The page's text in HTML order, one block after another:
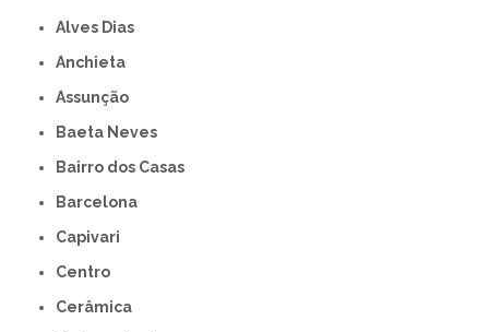
Alves Dias
Anchieta
Assunção
Baeta Neves
Bairro dos Casas
Barcelona
Capivari
Centro
Cerâmica